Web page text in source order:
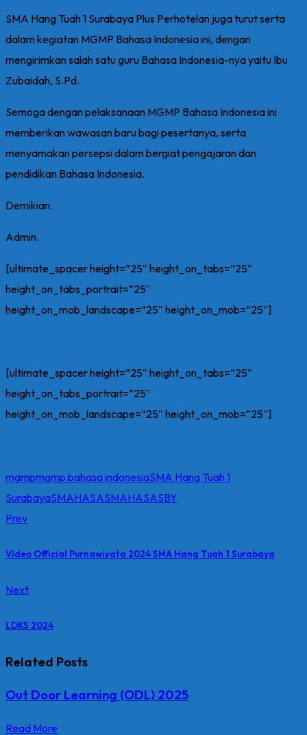
SMA Hang Tuah 1 Surabaya Plus Perhotelan juga turut serta
dalam kegiatan MGMP Bahasa Indonesia ini, dengan
mengirimkan salah satu guru Bahasa Indonesia-nya yaitu Ibu
Zubaidah, S.Pd.
Semoga dengan pelaksanaan MGMP Bahasa Indonesia ini
memberikan wawasan baru bagi pesertanya, serta
menyamakan persepsi dalam bergiat pengajaran dan
pendidikan Bahasa Indonesia.
Demikian.
Admin.
[ultimate_spacer height=”25″ height_on_tabs=”25″
height_on_tabs_portrait=”25″
height_on_mob_landscape=”25″ height_on_mob=”25″]
[ultimate_spacer height=”25″ height_on_tabs=”25″
height_on_tabs_portrait=”25″
height_on_mob_landscape=”25″ height_on_mob=”25″]
mgmpmgmp bahasa indonesiaSMA Hang Tuah 1
SurabayaSMAHASASMAHASASBY
Prev
Video Official Purnawiyata 2024 SMA Hang Tuah 1 Surabaya
Next
LDKS 2024
Related Posts
Out Door Learning (ODL) 2025
Read More